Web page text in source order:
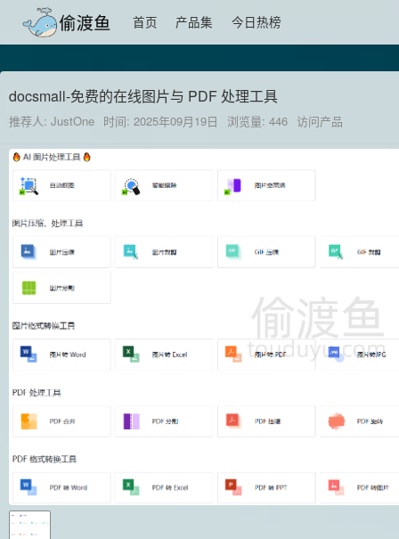
首页 产品集 今日热榜
docsmall-免费的在线图片与 PDF 处理工具
推荐人: JustOne 时间: 2025年09月19日 浏览量: 446 访问产品